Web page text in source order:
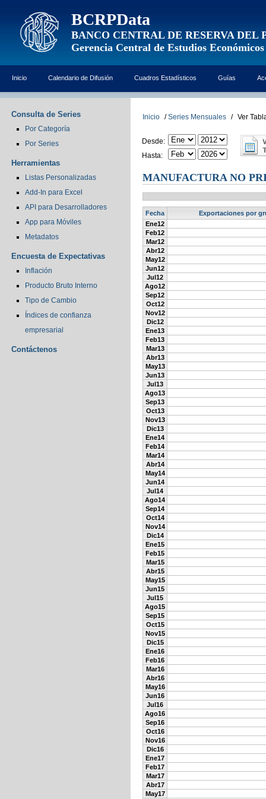
BCRPData
BANCO CENTRAL DE RESERVA DEL
Gerencia Central de Estudios Económicos
Inicio Calendario de Difusión Cuadros Estadísticos Guías
Consulta de Series
Por Categoría
Por Series
Herramientas
Listas Personalizadas
Add-In para Excel
API para Desarrolladores
App para Móviles
Metadatos
Encuesta de Expectativas
Inflación
Producto Bruto Interno
Tipo de Cambio
Índices de confianza
empresarial
Contáctenos
Inicio / Series Mensuales / Ver
Desde:
Hasta:
MANUFACTURA NO
Fecha
Exportaciones por
Ene12
Feb12
Mar12
Abr12
May12
Jun12
Jul12
Ago12
Sep12
Oct12
Nov12
Dic12
Ene13
Feb13
Mar13
Abr13
May13
Jun13
Jul13
Ago13
Sep13
Oct13
Nov13
Dic13
Ene14
Feb14
Mar14
Abr14
May14
Jun14
Jul14
Ago14
Sep14
Oct14
Nov14
Dic14
Ene15
Feb15
Mar15
Abr15
May15
Jun15
Jul15
Ago15
Sep15
Oct15
Nov15
Dic15
Ene16
Feb16
Mar16
Abr16
May16
Jun16
Jul16
Ago16
Sep16
Oct16
Nov16
Dic16
Ene17
Feb17
Mar17
Abr17
May17